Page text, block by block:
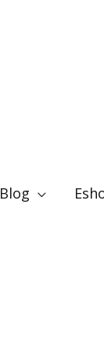
Blog